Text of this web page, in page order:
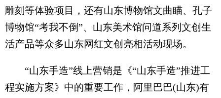
雕刻等体验项目，还有山东博物馆文曲瞄、孔子
博物馆“考我不倒”、山东美术馆问道系列文创生
活产品等众多山东网红文创亮相活动现场。
“山东手造”线上营销是《“山东手造”推进工
程实施方案》中的重要工作，阿里巴巴(山东)有